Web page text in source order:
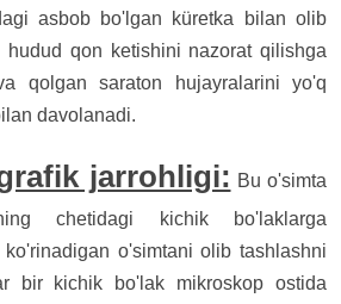
asbob bo'lgan küretka bilan olib
qon ketishini nazorat qilishga
qolgan saraton hujayralarini yo'q
davolanadi.
jarrohligi: Bu o'simta
chetidagi kichik bo'laklarga
o'simtani olib tashlashni
bir kichik bo'lak mikroskop ostida